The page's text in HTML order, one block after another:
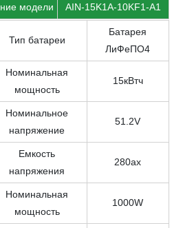
модели AIN-15K1A-10KF1-A1
Тип батареи
Батарея
ЛиФеПО4
Номинальная
мощность
15кВтч
Номинальное
напряжение
51.2V
Емкость
напряжения
280ах
Номинальная
мощность
1000W